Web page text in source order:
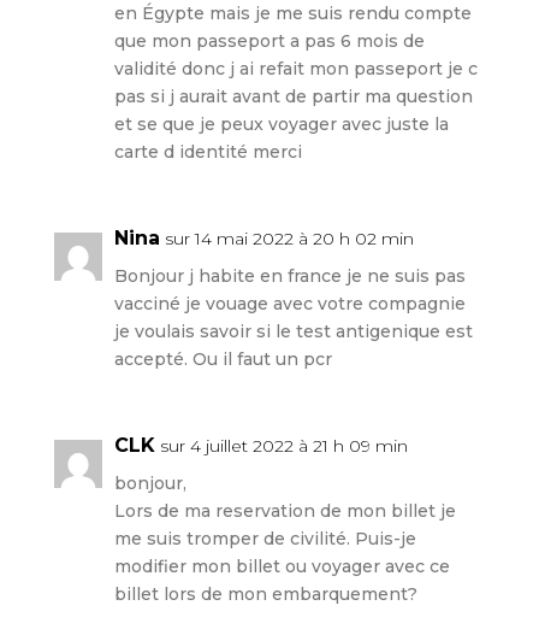
en Égypte mais je me suis rendu compte
que mon passeport a pas 6 mois de
validité donc j ai refait mon passeport je c
pas si j aurait avant de partir ma question
et se que je peux voyager avec juste la
carte d identité merci
Nina sur 14 mai 2022 à 20 h 02 min
Bonjour j habite en france je ne suis pas
vacciné je vouage avec votre compagnie
je voulais savoir si le test antigenique est
accepté. Ou il faut un pcr
CLK sur 4 juillet 2022 à 21 h 09 min
bonjour,
Lors de ma reservation de mon billet je
me suis tromper de civilité. Puis-je
modifier mon billet ou voyager avec ce
billet lors de mon embarquement?